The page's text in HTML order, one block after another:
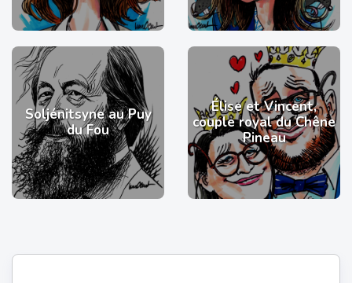
Soljénitsyne au Puy
du Fou
Élise et Vincent,
couple royal du Chêne
Pineau